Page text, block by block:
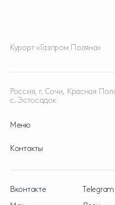
Курорт «Газпром Поляна»
Меню
Россия, г. Сочи, Красная
с. Эстосадок
Контакты
Вконтакте
Telegram